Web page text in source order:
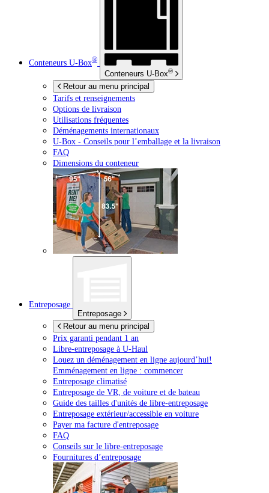
Conteneurs U-Box®
Conteneurs U-Box®
Retour au menu principal
Tarifs et renseignements
Options de livraison
Utilisations fréquentes
Déménagements internationaux
U-Box - Conseils pour l’emballage et la livraison
FAQ
Dimensions du conteneur
Entreposage
Entreposage
Retour au menu principal
Prix garanti pendant 1 an
Libre-entreposage à U-Haul
Louez un déménagement en ligne aujourd’hui!
Emménagement en ligne : commencer
Entreposage climatisé
Entreposage de VR, de voiture et de bateau
Guide des tailles d'unités de libre-entreposage
Entreposage extérieur/accessible en voiture
Payer ma facture d'entreposage
FAQ
Conseils sur le libre-entreposage
Fournitures d’entreposage